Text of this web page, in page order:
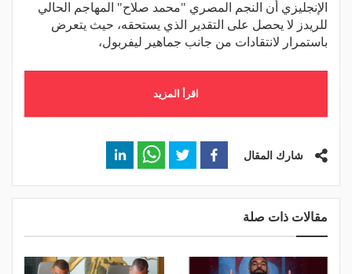
الإنجليزي أن النجم المصري "محمد صلاح" المهاجم الحالي
للريدز لا يحصل على التقدير الذي يستحقه، حيث يتعرض
باستمرار لانتقادات من جانب جماهير ليفربول،
اقرأ المزيد
شارك المقال
مقالات ذات صلة